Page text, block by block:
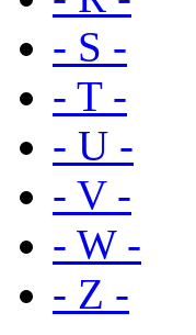
- S -
- T -
- U -
- V -
- W -
- Z -